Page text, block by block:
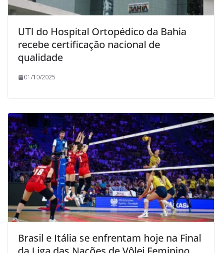
UTI do Hospital Ortopédico da Bahia
recebe certificação nacional de
qualidade
01/10/2025
Brasil e Itália se enfrentam hoje na Final